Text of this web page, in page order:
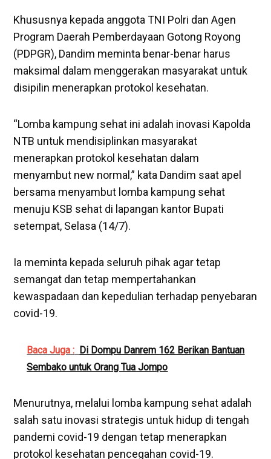
Khususnya kepada anggota TNI Polri dan Agen
Program Daerah Pemberdayaan Gotong Royong
(PDPGR), Dandim meminta benar-benar harus
maksimal dalam menggerakan masyarakat untuk
disipilin menerapkan protokol kesehatan.
“Lomba kampung sehat ini adalah inovasi Kapolda
NTB untuk mendisiplinkan masyarakat
menerapkan protokol kesehatan dalam
menyambut new normal,” kata Dandim saat apel
bersama menyambut lomba kampung sehat
menuju KSB sehat di lapangan kantor Bupati
setempat, Selasa (14/7).
Ia meminta kepada seluruh pihak agar tetap
semangat dan tetap mempertahankan
kewaspadaan dan kepedulian terhadap penyebaran
covid-19.
Baca Juga : Di Dompu Danrem 162 Berikan Bantuan
Sembako untuk Orang Tua Jompo
Menurutnya, melalui lomba kampung sehat adalah
salah satu inovasi strategis untuk hidup di tengah
pandemi covid-19 dengan tetap menerapkan
protokol kesehatan pencegahan covid-19.